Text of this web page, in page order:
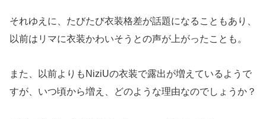
それゆえに、たびたび衣装格差が話題になることもあり、
以前はリマに衣装かわいそうとの声が上がったことも。
また、以前よりもNiziUの衣装で露出が増えているようで
すが、いつ頃から増え、どのような理由なのでしょうか？